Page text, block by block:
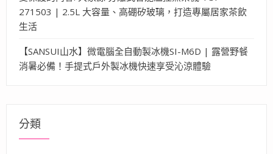
271503 | 2.5L 大容量、高硼矽玻璃，打造專屬居家茶飲
生活
【SANSUI山水】微電腦全自動製冰機SI-M6D | 露營野餐
消暑必備！手提式戶外製冰機快速享受沁涼體驗
分類